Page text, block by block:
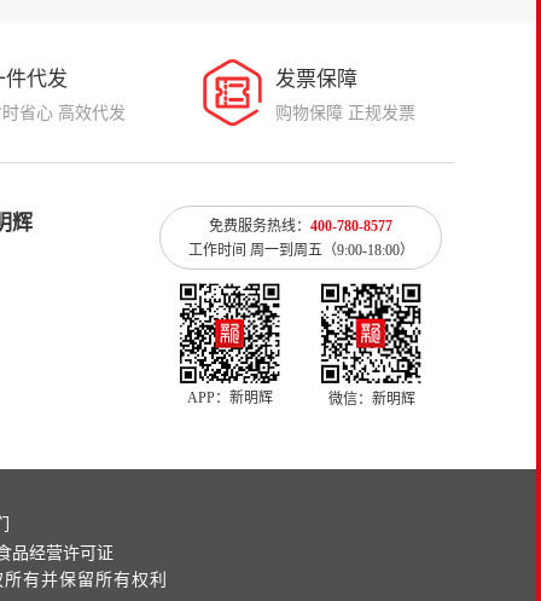
件代发
省心 高效代发
发票保障
购物保障 正规发票
辉 免费服务热线： 400-780-8577
工作时间 周一到周五（9:00-18:00）
APP：新明辉 微信：新明辉
品经营许可证
有并保留所有权利